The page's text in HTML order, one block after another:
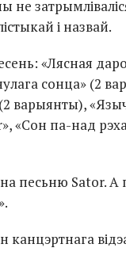
не
і назвай.
«Лясная
сонца» (2
«Сон па-над
песьню Sator. А
канцэртнага